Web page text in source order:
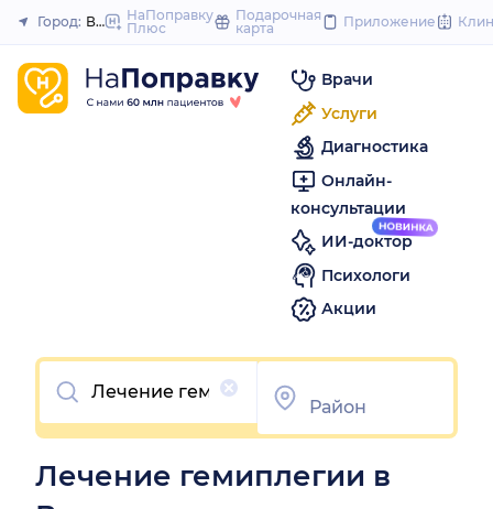
to
Закрыть
Город: ВоронежНаПоправку
Плюс
Подарочная
карта
Приложение
Врачи
Услуги
Диагностика
Онлайн-
консультации
ИИ-доктор
Психологи
Акции
Очистить
Лечение гемиплегии в